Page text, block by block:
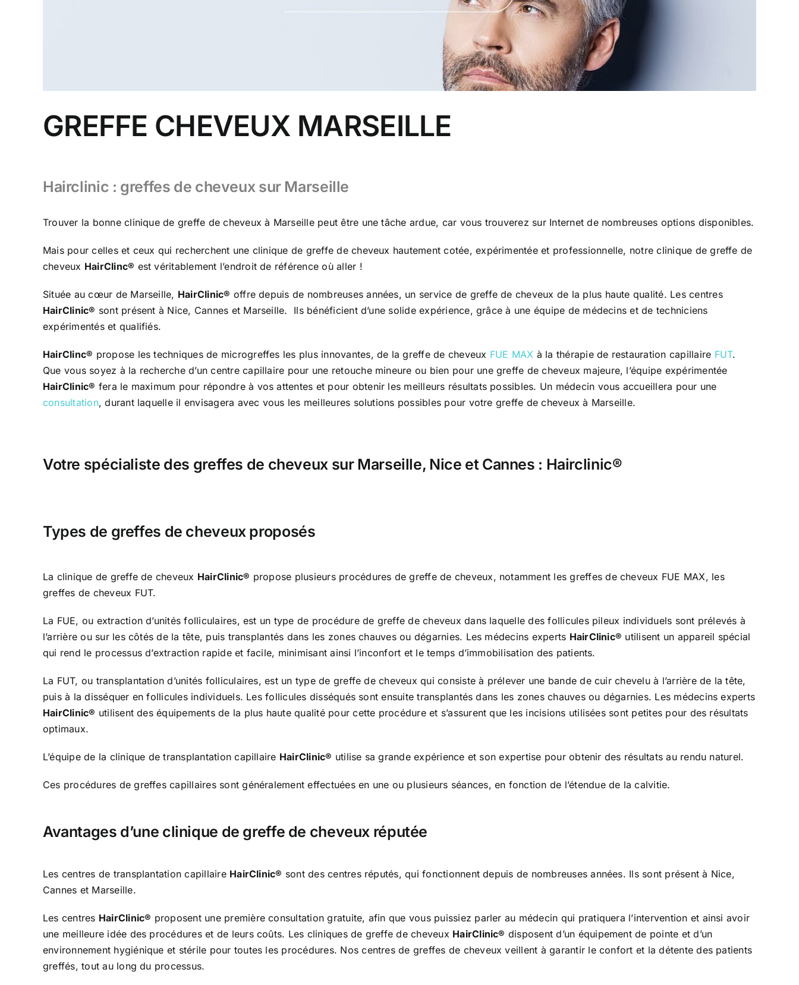
GREFFE CHEVEUX MARSEILLE
Hairclinic : greffes de cheveux sur Marseille
Trouver la bonne clinique de greffe de cheveux à Marseille peut être une tâche ardue, car vous trouverez sur Internet de nombreuses options disponibles.
Mais pour celles et ceux qui recherchent une clinique de greffe de cheveux hautement cotée, expérimentée et professionnelle, notre clinique de greffe de
cheveux HairClinc® est véritablement l’endroit de référence où aller !
Située au cœur de Marseille, HairClinic® offre depuis de nombreuses années, un service de greffe de cheveux de la plus haute qualité. Les centres
HairClinic® sont présent à Nice, Cannes et Marseille. Ils bénéficient d’une solide expérience, grâce à une équipe de médecins et de techniciens
expérimentés et qualifiés.
HairClinc® propose les techniques de microgreffes les plus innovantes, de la greffe de cheveux FUE MAX à la thérapie de restauration capillaire FUT.
Que vous soyez à la recherche d’un centre capillaire pour une retouche mineure ou bien pour une greffe de cheveux majeure, l’équipe expérimentée
HairClinic® fera le maximum pour répondre à vos attentes et pour obtenir les meilleurs résultats possibles. Un médecin vous accueillera pour une
consultation, durant laquelle il envisagera avec vous les meilleures solutions possibles pour votre greffe de cheveux à Marseille.
Votre spécialiste des greffes de cheveux sur Marseille, Nice et Cannes : Hairclinic®
Types de greffes de cheveux proposés
La clinique de greffe de cheveux HairClinic® propose plusieurs procédures de greffe de cheveux, notamment les greffes de cheveux FUE MAX, les
greffes de cheveux FUT.
La FUE, ou extraction d’unités folliculaires, est un type de procédure de greffe de cheveux dans laquelle des follicules pileux individuels sont prélevés à
l’arrière ou sur les côtés de la tête, puis transplantés dans les zones chauves ou dégarnies. Les médecins experts HairClinic® utilisent un appareil spécial
qui rend le processus d’extraction rapide et facile, minimisant ainsi l’inconfort et le temps d’immobilisation des patients.
La FUT, ou transplantation d’unités folliculaires, est un type de greffe de cheveux qui consiste à prélever une bande de cuir chevelu à l’arrière de la tête,
puis à la disséquer en follicules individuels. Les follicules disséqués sont ensuite transplantés dans les zones chauves ou dégarnies. Les médecins experts
HairClinic® utilisent des équipements de la plus haute qualité pour cette procédure et s’assurent que les incisions utilisées sont petites pour des résultats
optimaux.
L’équipe de la clinique de transplantation capillaire HairClinic® utilise sa grande expérience et son expertise pour obtenir des résultats au rendu naturel.
Ces procédures de greffes capillaires sont généralement effectuées en une ou plusieurs séances, en fonction de l’étendue de la calvitie.
Avantages d’une clinique de greffe de cheveux réputée
Les centres de transplantation capillaire HairClinic® sont des centres réputés, qui fonctionnent depuis de nombreuses années. Ils sont présent à Nice,
Cannes et Marseille.
Les centres HairClinic® proposent une première consultation gratuite, afin que vous puissiez parler au médecin qui pratiquera l’intervention et ainsi avoir
une meilleure idée des procédures et de leurs coûts. Les cliniques de greffe de cheveux HairClinic® disposent d’un équipement de pointe et d’un
environnement hygiénique et stérile pour toutes les procédures. Nos centres de greffes de cheveux veillent à garantir le confort et la détente des patients
greffés, tout au long du processus.